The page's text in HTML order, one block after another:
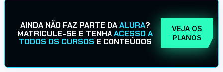
AINDA NÃO FAZ PARTE DAALURA?
MATRICULE-SE E TENHAACESSO A
TODOS OS CURSOS E CONTEÚDOS
VEJA OS
PLANOS